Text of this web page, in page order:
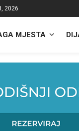
2026
MJESTA